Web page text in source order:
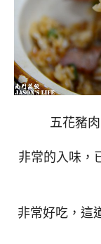
五花豬
非常的入味，
非常好吃，這